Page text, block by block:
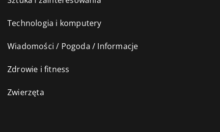
Technologia i komputery
Wiadomości / Pogoda / Informacje
Zdrowie i fitness
Zwierzęta